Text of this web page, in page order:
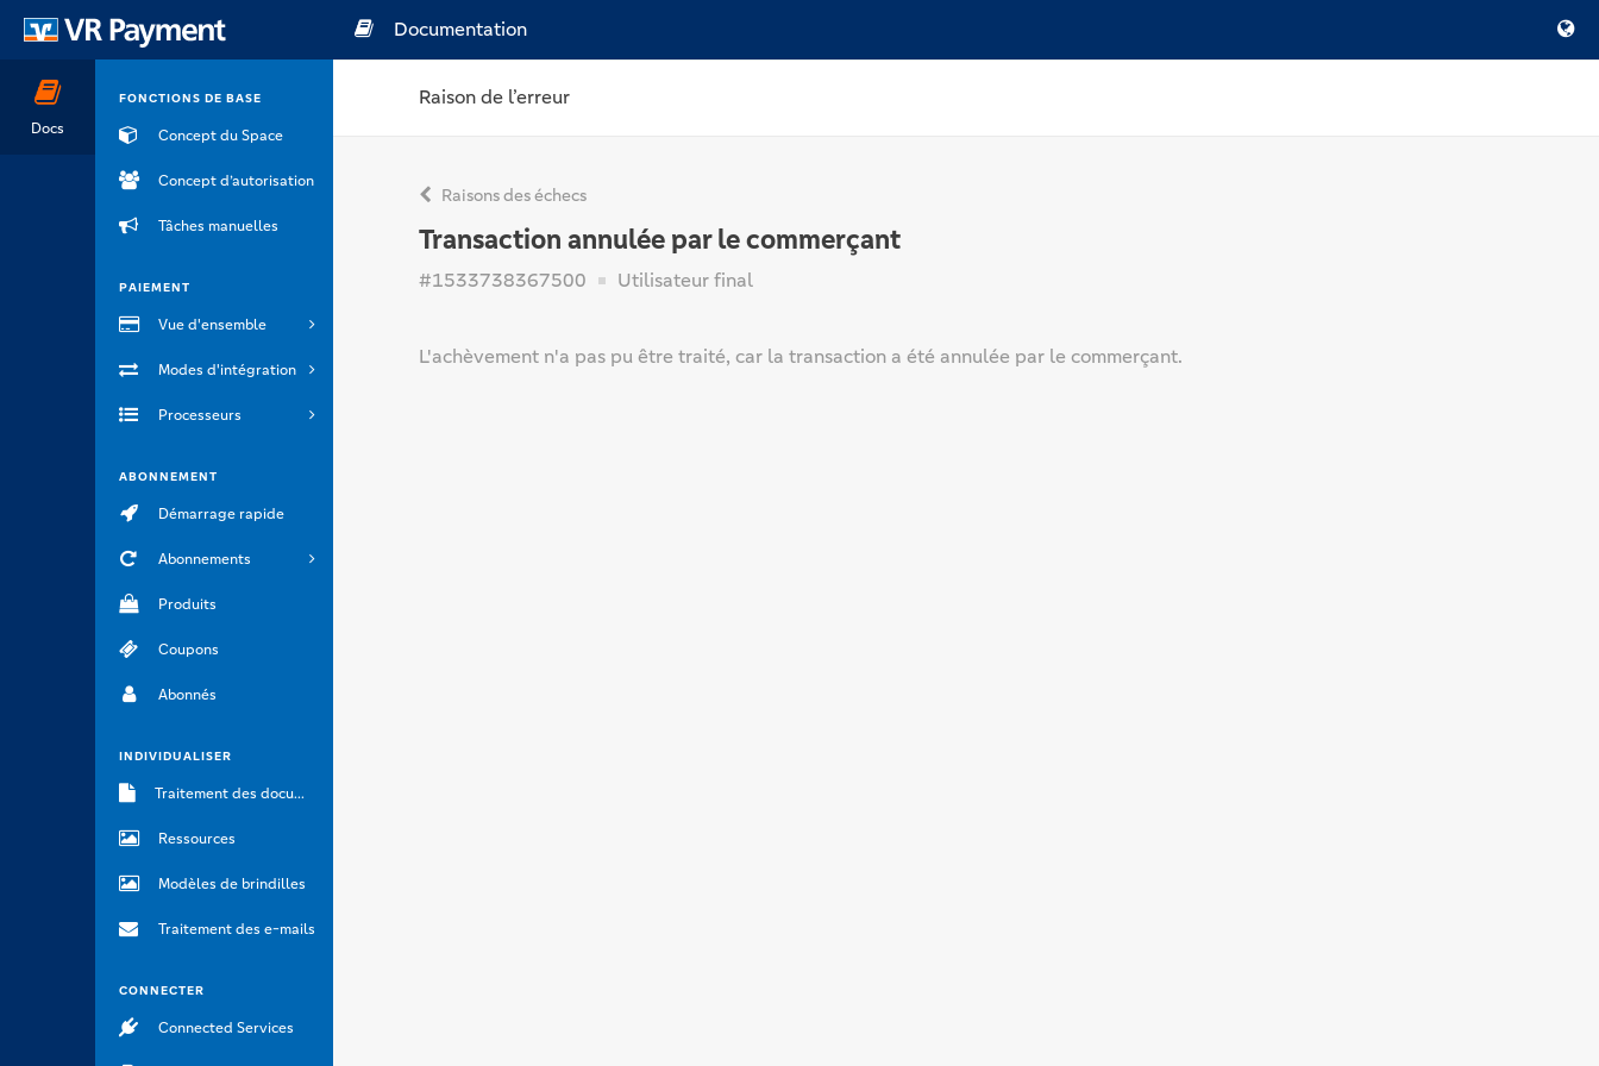
Docs
FONCTIONS DE BASE
Concept du Space
Concept d’autorisation
Tâches manuelles
PAIEMENT
Vue d'ensemble
Modes d'intégration
Processeurs
ABONNEMENT
Démarrage rapide
Abonnements
Produits
Coupons
Abonnés
INDIVIDUALISER
Traitement des documents
Ressources
Modèles de brindilles
Traitement des e-mails
CONNECTER
Connected Services
Documentation
Raison de l’erreur
Raisons des échecs
Transaction annulée par le commerçant
#1533738367500 Utilisateur final
L'achèvement n'a pas pu être traité, car la transaction a été annulée par le commerçant.